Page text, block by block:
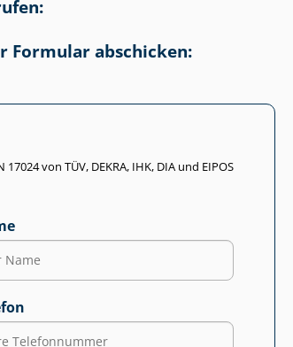
Formular abschicken:
von TÜV, DEKRA, IHK, DIA und EIPOS